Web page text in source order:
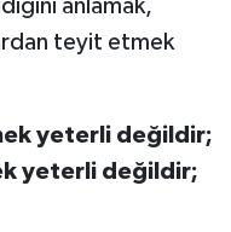
anlamak,
teyit etmek
yeterli değildir;
yeterli değildir;